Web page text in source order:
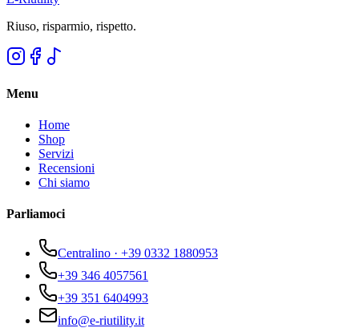
Riuso, risparmio, rispetto.
Menu
Home
Shop
Servizi
Recensioni
Chi siamo
Parliamoci
Centralino · +39 0332 1880953
+39 346 4057561
+39 351 6404993
info@e-riutility.it